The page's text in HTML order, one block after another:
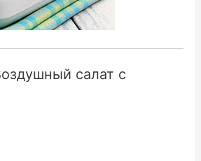
салат с